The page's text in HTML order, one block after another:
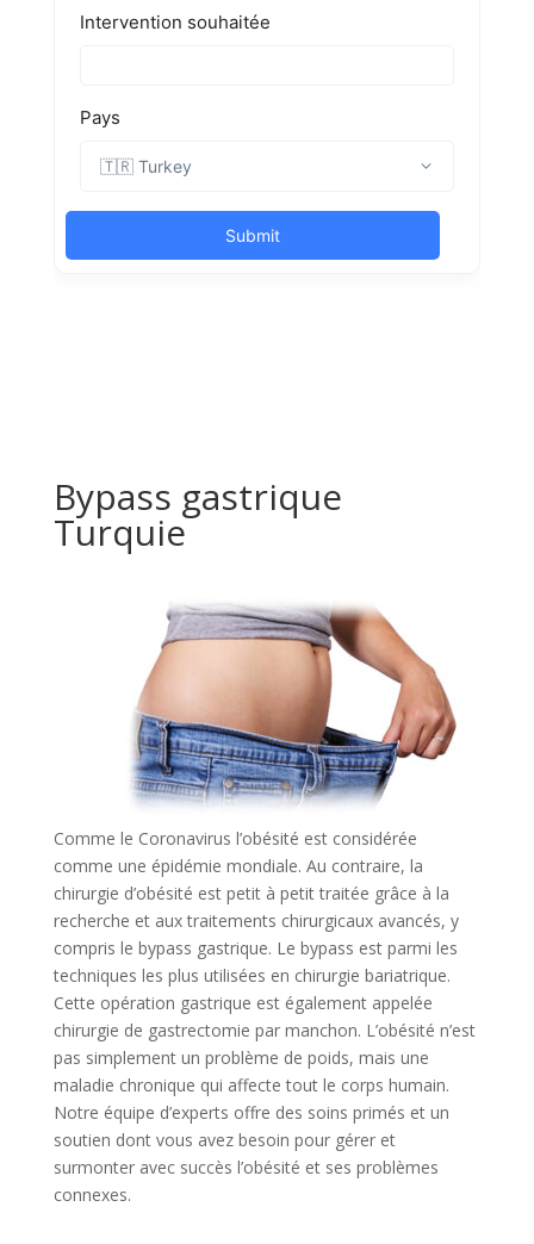
Bypass gastrique
Turquie
Comme le Coronavirus l’obésité est considérée
comme une épidémie mondiale. Au contraire, la
chirurgie d’obésité est petit à petit traitée grâce à la
recherche et aux traitements chirurgicaux avancés, y
compris le bypass gastrique. Le bypass est parmi les
techniques les plus utilisées en chirurgie bariatrique.
Cette opération gastrique est également appelée
chirurgie de gastrectomie par manchon. L’obésité n’est
pas simplement un problème de poids, mais une
maladie chronique qui affecte tout le corps humain.
Notre équipe d’experts offre des soins primés et un
soutien dont vous avez besoin pour gérer et
surmonter avec succès l’obésité et ses problèmes
connexes.